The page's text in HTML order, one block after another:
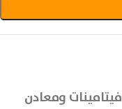
فيتامينات ومعادن